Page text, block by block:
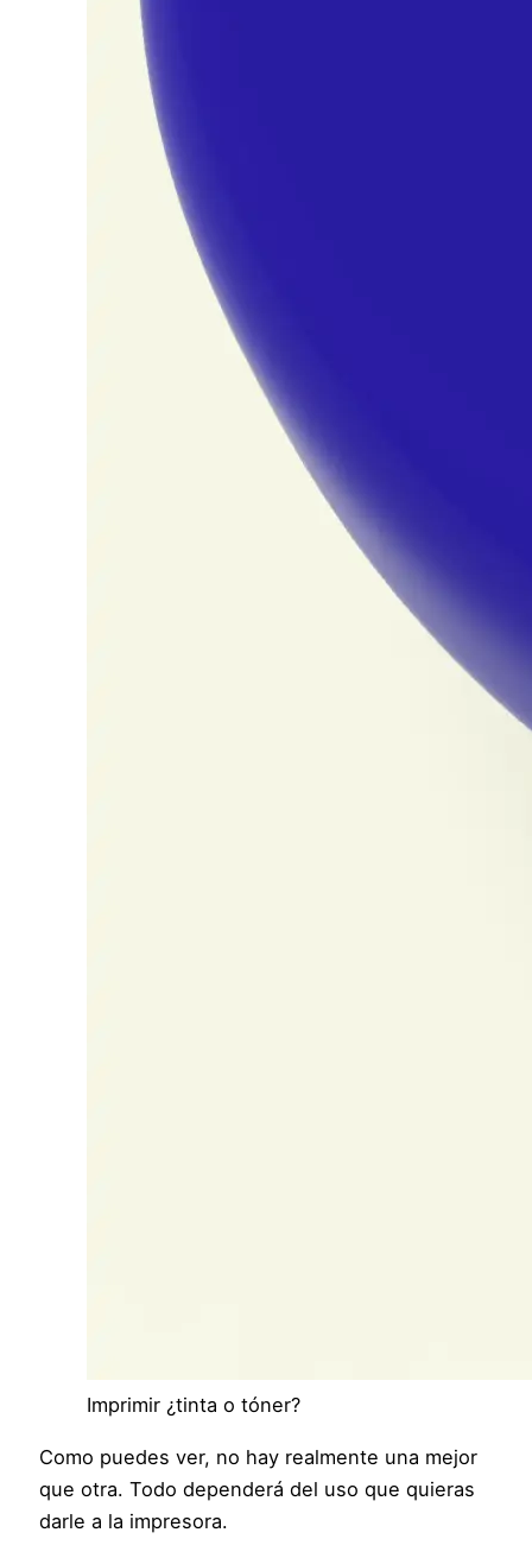
Imprimir ¿tinta o tóner?
Como puedes ver, no hay realmente una mejor
que otra. Todo dependerá del uso que quieras
darle a la impresora.